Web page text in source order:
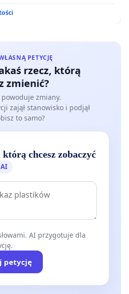
PETYCJĘ
rzecz, którą
zmienić?
zmiany.
zajął stanowisko i podjął
to samo?
chcesz zobaczyć
AI przygotuje dla
petycję